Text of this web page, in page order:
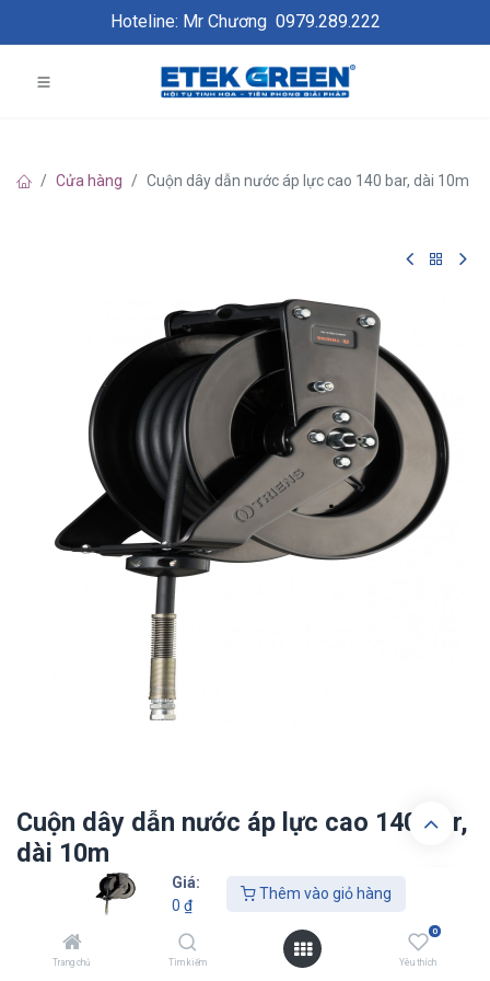
Giá:
0 ₫
Thêm vào giỏ hàng
Trang chủ Tìm kiếm
0
Yêu thích
Hoteline: Mr Chương 0979.289.222
Cửa hàng Cuộn dây dẫn nước áp lực cao 140 bar, dài 10m
Cuộn dây dẫn nước áp lực cao 140 bar,
dài 10m
Thêm vào giỏ hàn​​​​g